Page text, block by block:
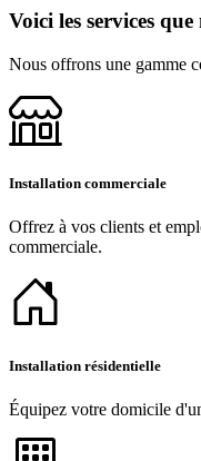
Voici les services
Nous offrons une gamme
Installation commerciale
Offrez à vos clients et
commerciale.
Installation résidentielle
Équipez votre domicile